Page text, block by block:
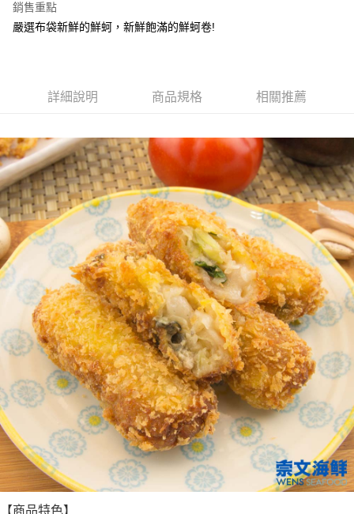
【關於「AFTEE先享後付」】
AFTEE先享後付是「在收到商品之後才付款」的支付方式。 讓您購物簡單
便利好安心！
結帳頁面，進行簡訊認證並確認金額後，即可完成結帳。
２．訂單成立數日內，您將收到繳費通知簡訊。
３．收到繳費通知簡訊後14天內，點擊此簡訊中的連結，可透過四大超商／
ATM／網路銀行／等多元方式進行付款，方視為交易完成。
※ 請注意：結帳手續完成當下不需立刻繳費，但若您需要取消訂單，請聯絡
購買商品的店家。未經商家同意取消之訂單仍視為有效，需透過AFTEE先享
後付繳納相關費用。
※ 交易是否成功請以「AFTEE先享後付 」之結帳頁面顯示為準，若有關於
是否繳費成功／繳費後需取消欲退款等相關疑問，請聯繫「AFTEE先享後付
客戶支援中心」https://netprotections.freshdesk.com/support/home
【注意事項】
１．透過由恩沛科技股份有限公司提供之「AFTEE先享後付」服務完成之交
易，需依本服務之必要範圍內提供個人資料，並將交易相關給付款項請求債
權轉讓予恩沛科技股份有限公司。
２．關於個人資料處理事宜，請瀏覽以下網址：
https://aftee.tw/terms/#terms3
３．未成年的使用者請事先徵得法定代理人或監護人之同意方可使用
「AFTEE先享後付」，若未經同意申辦者引起之損失，本公司不負相關責
任。
４．使用「AFTEE先享後付」時，將依據個別帳號之用戶狀況，依本公司即
時審查核予不同之上限額度；若仍有額度不足之情形，本公司將視審查結果
請求用戶進行身份認證。
５．嚴禁一人註冊多個帳號或使用他人資訊註冊。若發現惡意使用之情形，
恩沛科技股份有限公司將有權停止該用戶之使用額度並採取法律行動。
ATM付款
離島-冷凍宅配
每筆NT$350
黑貓冷凍-貨到付款(含到付手續費30元)
每筆NT$250
銷售重點
嚴選布袋新鮮的鮮蚵，新鮮飽滿的鮮蚵卷!
詳細說明 商品規格 相關推薦
【商品特色】